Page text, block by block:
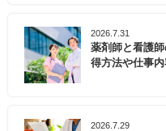
2026.7.31
薬剤師と看護
得方法や仕事
2026.7.29